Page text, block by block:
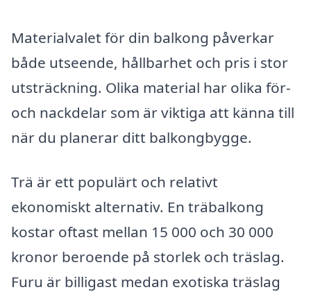
Materialvalet för din balkong påverkar
både utseende, hållbarhet och pris i stor
utsträckning. Olika material har olika för-
och nackdelar som är viktiga att känna till
när du planerar ditt balkongbygge.
Trä är ett populärt och relativt
ekonomiskt alternativ. En träbalkong
kostar oftast mellan 15 000 och 30 000
kronor beroende på storlek och träslag.
Furu är billigast medan exotiska träslag